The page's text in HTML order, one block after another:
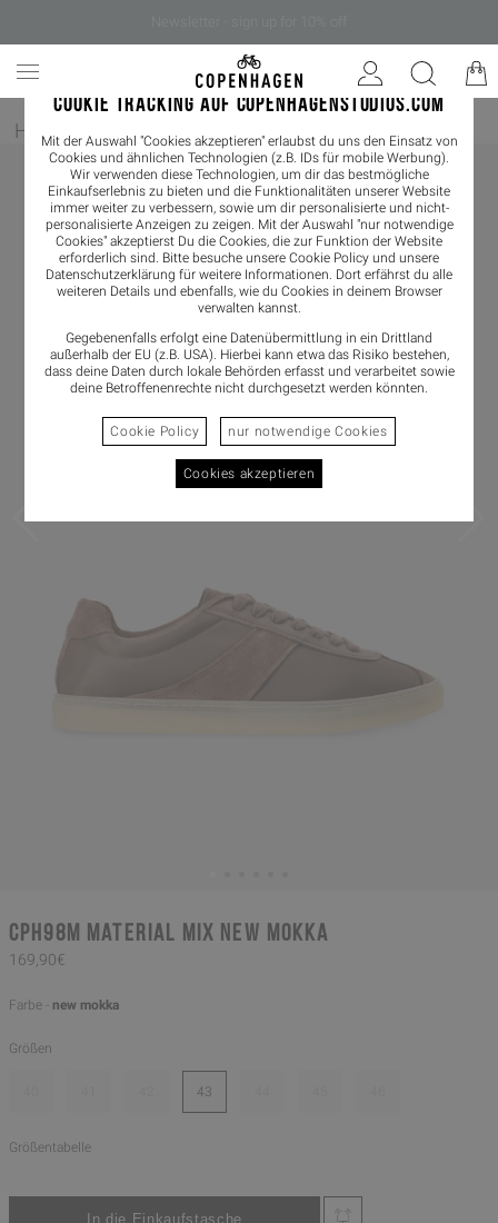
COOKIE TRACKING AUF COPENHAGENSTUDIOS.COM
Mit der Auswahl "Cookies akzeptieren" erlaubst du uns den Einsatz von
Cookies und ähnlichen Technologien (z.B. IDs für mobile Werbung).
Wir verwenden diese Technologien, um dir das bestmögliche
Einkaufserlebnis zu bieten und die Funktionalitäten unserer Website
immer weiter zu verbessern, sowie um dir personalisierte und nicht-
personalisierte Anzeigen zu zeigen. Mit der Auswahl "nur notwendige
Cookies" akzeptierst Du die Cookies, die zur Funktion der Website
erforderlich sind. Bitte besuche unsere Cookie Policy und unsere
Datenschutzerklärung für weitere Informationen. Dort erfährst du alle
weiteren Details und ebenfalls, wie du Cookies in deinem Browser
verwalten kannst.
Gegebenenfalls erfolgt eine Datenübermittlung in ein Drittland
außerhalb der EU (z.B. USA). Hierbei kann etwa das Risiko bestehen,
dass deine Daten durch lokale Behörden erfasst und verarbeitet sowie
deine Betroffenenrechte nicht durchgesetzt werden könnten.
Cookie Policy nur notwendige Cookies
Cookies akzeptieren
Home / Herren/ Sneaker
CPH98M material mix new mokka
169,90€
Farbe - new mokka
Größen
43
Größentabelle